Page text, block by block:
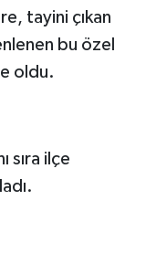
tayini çıkan
bu özel
oldu.
sıra ilçe